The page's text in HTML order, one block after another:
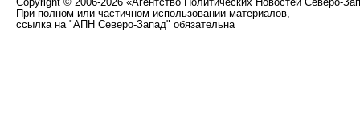
Copyright © 2006-2026 «Агентство Политических Новостей Северо-
При полном или частичном использовании материалов,
ссылка на "АПН Северо-Запад" обязательна